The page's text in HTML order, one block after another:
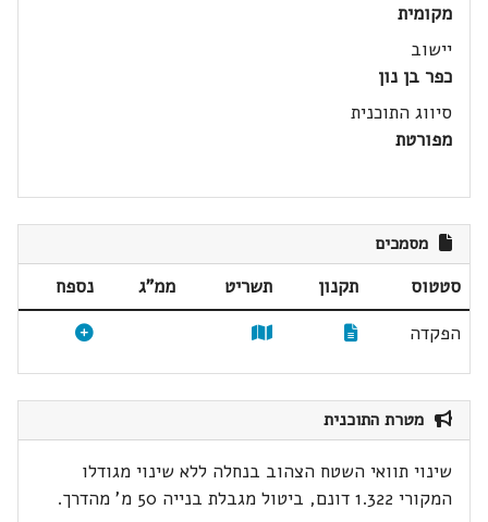
מקומית
יישוב
כפר בן נון
סיווג התוכנית
מפורטת
מסמכים
סטטוס תקנון תשריט ממ"ג
נספח
הפקדה
מטרת התוכנית
שינוי תוואי השטח הצהוב בנחלה ללא שינוי מגודלו
המקורי 1.322 דונם, ביטול מגבלת בנייה 50 מ' מהדרך.